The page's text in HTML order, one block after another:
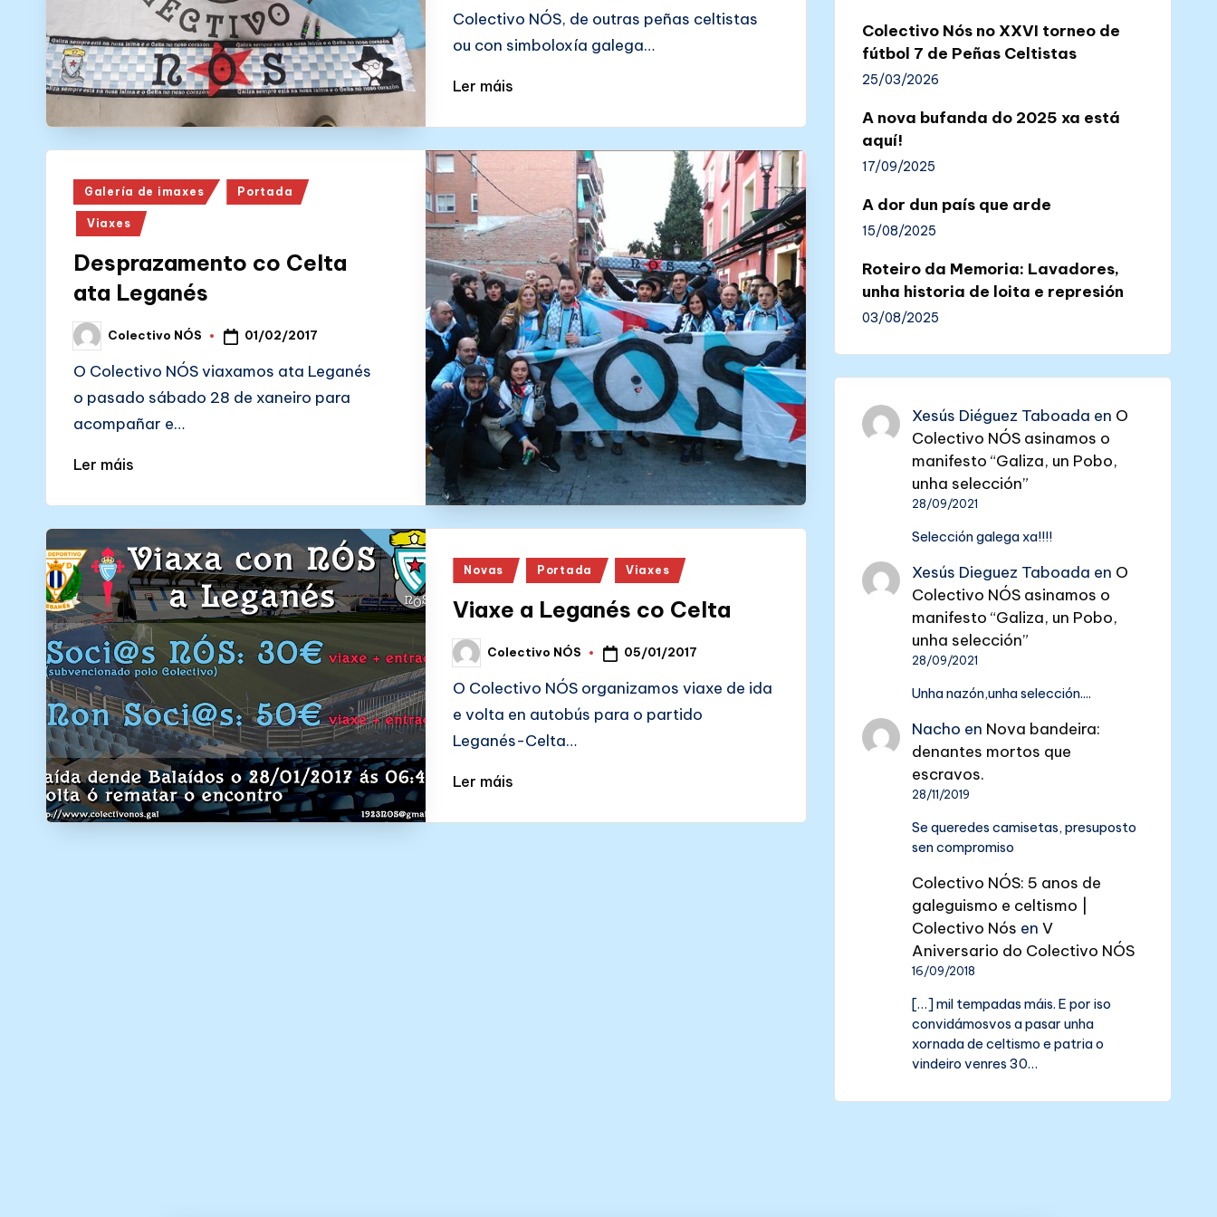
Ó
S
Colectivo NÓS, de outras peñas celtistas
ou con simboloxía galega…
Ler máis
Posted
in
Galería de imaxes Portada
Viaxes
Desprazamento co Celta
ata Leganés
Posted
by
Colectivo NÓS 01/02/2017
O Colectivo NÓS viaxamos ata Leganés
o pasado sábado 28 de xaneiro para
acompañar e…
Ler máis
Posted
Novas Portada Viaxes
Viaxe a Leganés co Celta
Posted
by
Colectivo NÓS 05/01/2017
O Colectivo NÓS organizamos viaxe de ida
e volta en autobús para o partido
Leganés-Celta…
Ler máis
Colectivo Nós no XXVI torneo de
fútbol 7 de Peñas Celtistas
25/03/2026
A nova bufanda do 2025 xa está
aquí!
17/09/2025
A dor dun país que arde
15/08/2025
Roteiro da Memoria: Lavadores,
unha historia de loita e represión
03/08/2025
Xesús Diéguez Taboada en O
Colectivo NÓS asinamos o
manifesto “Galiza, un Pobo,
unha selección”
28/09/2021
Selección galega xa!!!!
Xesús Dieguez Taboada en O
Colectivo NÓS asinamos o
manifesto “Galiza, un Pobo,
unha selección”
28/09/2021
Unha nazón,unha selección....
Nacho en Nova bandeira:
denantes mortos que
escravos.
28/11/2019
Se queredes camisetas, presuposto
sen compromiso
Colectivo NÓS: 5 anos de
galeguismo e celtismo |
Colectivo Nós enV
Aniversario do Colectivo NÓS
16/09/2018
[…] mil tempadas máis. E por iso
convidámosvos a pasar unha
xornada de celtismo e patria o
vindeiro venres 30…